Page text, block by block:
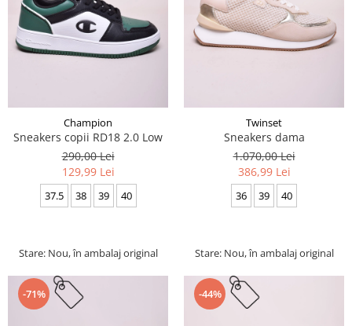
Champion
Sneakers copii RD18 2.0 Low
290,00 Lei
129,99 Lei
37.5 38 39 40
Stare: Nou, în ambalaj original
Twinset
Sneakers dama
1.070,00 Lei
386,99 Lei
36 39 40
Stare: Nou, în ambalaj original
-71% -44%